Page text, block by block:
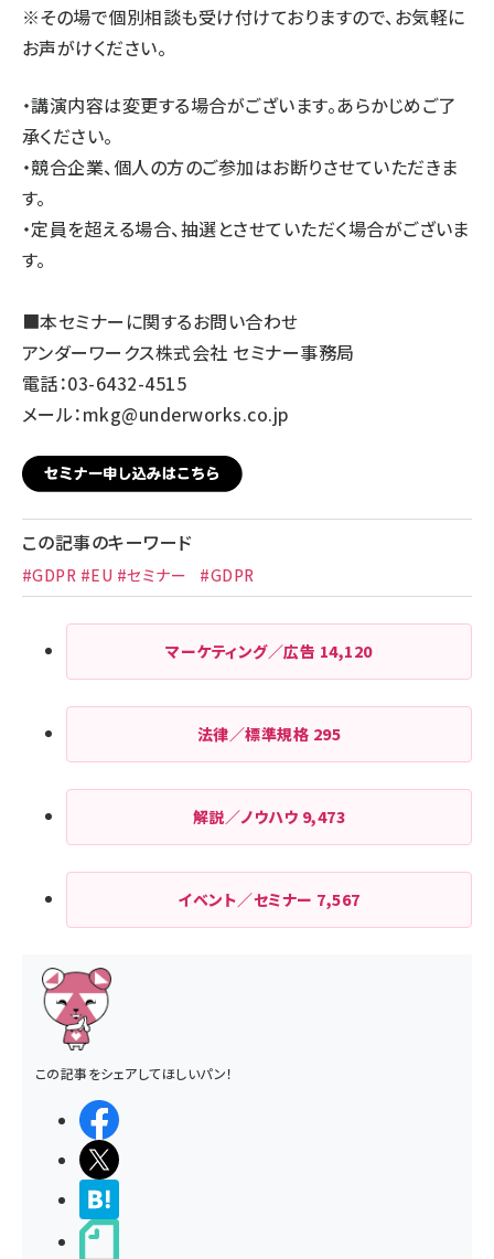
※その場で個別相談も受け付けておりますので、お気軽に
お声がけください。
・講演内容は変更する場合がございます。あらかじめご了
承ください。
・競合企業、個人の方のご参加はお断りさせていただきま
す。
・定員を超える場合、抽選とさせていただく場合がございま
す。
■本セミナーに関するお問い合わせ
アンダーワークス株式会社 セミナー事務局
電話：03-6432-4515
メール：mkg@underworks.co.jp
この記事のキーワード
#GDPR #EU #セミナー #GDPR
マーケティング／広告 14,120
法律／標準規格 295
解説／ノウハウ 9,473
イベント／セミナー 7,567
この記事をシェアしてほしいパン！